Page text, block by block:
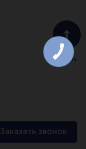
Наверх
Заказать звонок
КНОПКА
ЗВ'ЯЗКУ